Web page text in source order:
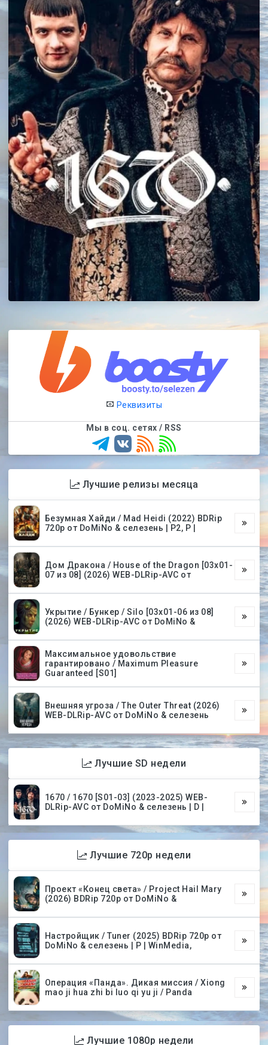
Реквизиты
Мы в соц. сетях / RSS
Лучшие релизы месяца
Безумная Хайди / Mad Heidi (2022) BDRip
720p от DoMiNo & селезень | P2, P |
Дом Дракона / House of the Dragon [03х01-
07 из 08] (2026) WEB-DLRip-AVC от
Укрытие / Бункер / Silo [03х01-06 из 08]
(2026) WEB-DLRip-AVC от DoMiNo &
Максимальное удовольствие
гарантировано / Maximum Pleasure
Guaranteed [S01]
Внешняя угроза / The Outer Threat (2026)
WEB-DLRip-AVC от DoMiNo & селезень
Лучшие SD недели
1670 / 1670 [S01-03] (2023-2025) WEB-
DLRip-AVC от DoMiNo & селезень | D |
Лучшие 720p недели
Проект «Конец света» / Project Hail Mary
(2026) BDRip 720p от DoMiNo &
Настройщик / Tuner (2025) BDRip 720p от
DoMiNo & селезень | P | WinMedia,
Операция «Панда». Дикая миссия / Xiong
mao ji hua zhi bi luo qi yu ji / Panda
Лучшие 1080p недели